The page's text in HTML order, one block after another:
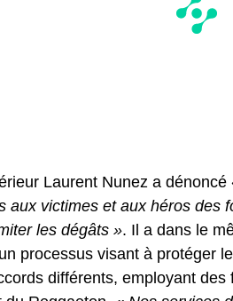
Laurent Nunez a dénoncé
aux victimes et aux héros des
les dégâts ». Il a dans le
processus visant à protéger
différents, employant